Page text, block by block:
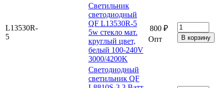
L13530R-
5
Светильник
светодиодный
QF L13530R-5
5w стекло мат.
круглый цвет,
белый 100-240V
3000/4200K
800 ₽
Опт
Светодиодный
светильник QF